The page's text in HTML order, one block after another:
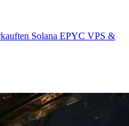
Solana EPYC VPS &